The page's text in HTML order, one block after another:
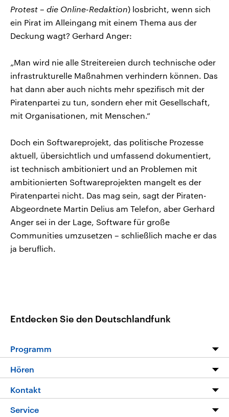
Protest – die Online-Redaktion) losbricht, wenn sich
ein Pirat im Alleingang mit einem Thema aus der
Deckung wagt? Gerhard Anger:
„Man wird nie alle Streitereien durch technische oder
infrastrukturelle Maßnahmen verhindern können. Das
hat dann aber auch nichts mehr spezifisch mit der
Piratenpartei zu tun, sondern eher mit Gesellschaft,
mit Organisationen, mit Menschen.“
Doch ein Softwareprojekt, das politische Prozesse
aktuell, übersichtlich und umfassend dokumentiert,
ist technisch ambitioniert und an Problemen mit
ambitionierten Softwareprojekten mangelt es der
Piratenpartei nicht. Das mag sein, sagt der Piraten-
Abgeordnete Martin Delius am Telefon, aber Gerhard
Anger sei in der Lage, Software für große
Communities umzusetzen – schließlich mache er das
ja beruflich.
Entdecken Sie den Deutschlandfunk
Programm
Die Nachrichten
Nachrichtenleicht
Hören
Livestream
Kontakt
Hörerservice
Service